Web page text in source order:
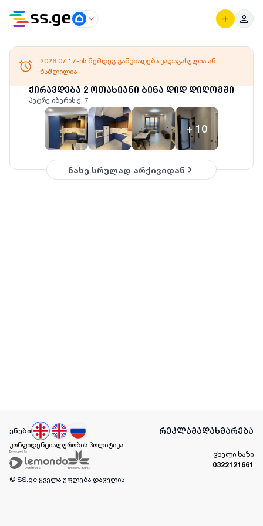
ქირავდება 2 ოთახიანი ბინა დიდ დიღომში
პეტრე იბერის ქ. 7
+10
2026.07.17-ის შემდეგ განცხადება ვადაგასულია ან
წაშლილია
ნახე სრულად არქივიდან
ენები რეკლამადახმარება
კონფიდენციალურობის პოლიტიკა
ცხელი ხაზი
0322121661
© SS.ge ყველა უფლება დაცულია